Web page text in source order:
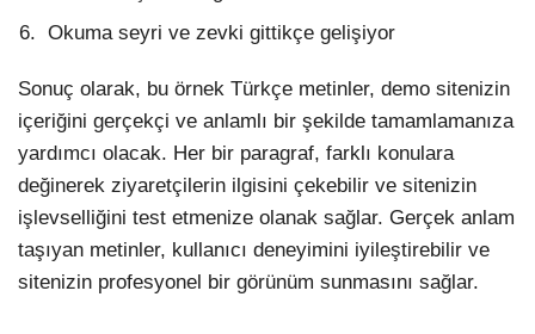
Okuma seyri ve zevki gittikçe gelişiyor
Sonuç olarak, bu örnek Türkçe metinler, demo sitenizin
içeriğini gerçekçi ve anlamlı bir şekilde tamamlamanıza
yardımcı olacak. Her bir paragraf, farklı konulara
değinerek ziyaretçilerin ilgisini çekebilir ve sitenizin
işlevselliğini test etmenize olanak sağlar. Gerçek anlam
taşıyan metinler, kullanıcı deneyimini iyileştirebilir ve
sitenizin profesyonel bir görünüm sunmasını sağlar.